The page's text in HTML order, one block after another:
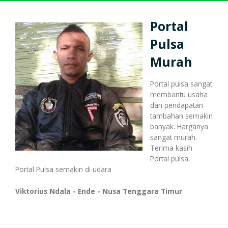
Token PLN murah
Pulsa Reguler
Paket Data Internet
Bonus Mingguan
Bonus Transaksi
Deposit
Transaksi
Cara Transaksi
Transaksi Terjadwal
Support
Portal
Pulsa
Murah
Portal pulsa sangat
membantu usaha
dan pendapatan
tambahan semakin
banyak. Harganya
sangat murah.
Terima kasih
Portal pulsa.
Portal Pulsa semakin di udara
Viktorius Ndala - Ende - Nusa Tenggara Timur